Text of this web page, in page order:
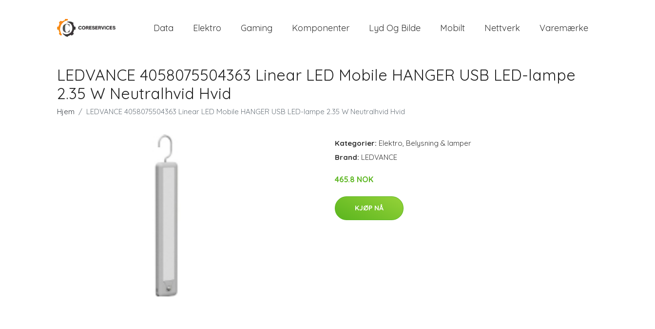
Data Elektro Gaming Komponenter Lyd Og Bilde Mobilt Nettverk Varemærke
LEDVANCE 4058075504363 Linear LED Mobile HANGER USB LED-lampe
2.35 W Neutralhvid Hvid
Hjem LEDVANCE 4058075504363 Linear LED Mobile HANGER USB LED-lampe 2.35 W Neutralhvid Hvid
Kategorier: Elektro, Belysning & lamper
Brand: LEDVANCE
465.8 NOK
KJØP NÅ